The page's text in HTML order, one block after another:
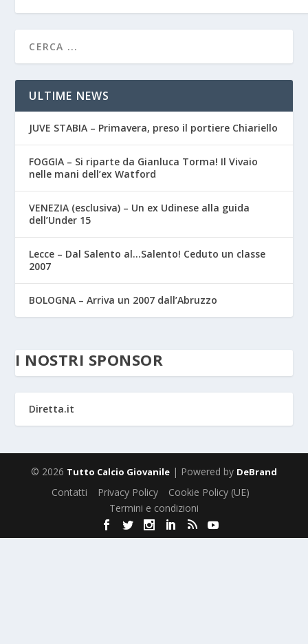
ULTIME NEWS
JUVE STABIA – Primavera, preso il portiere Chiariello
FOGGIA – Si riparte da Gianluca Torma! Il Vivaio
nelle mani dell’ex Watford
VENEZIA (esclusiva) – Un ex Udinese alla guida
dell’Under 15
Lecce – Dal Salento al…Salento! Ceduto un classe
2007
BOLOGNA – Arriva un 2007 dall’Abruzzo
I NOSTRI SPONSOR
Diretta.it
© 2026 Tutto Calcio Giovanile | Powered by DeBrand
Contatti Privacy Policy
Cookie Policy (UE)
Termini e condizioni